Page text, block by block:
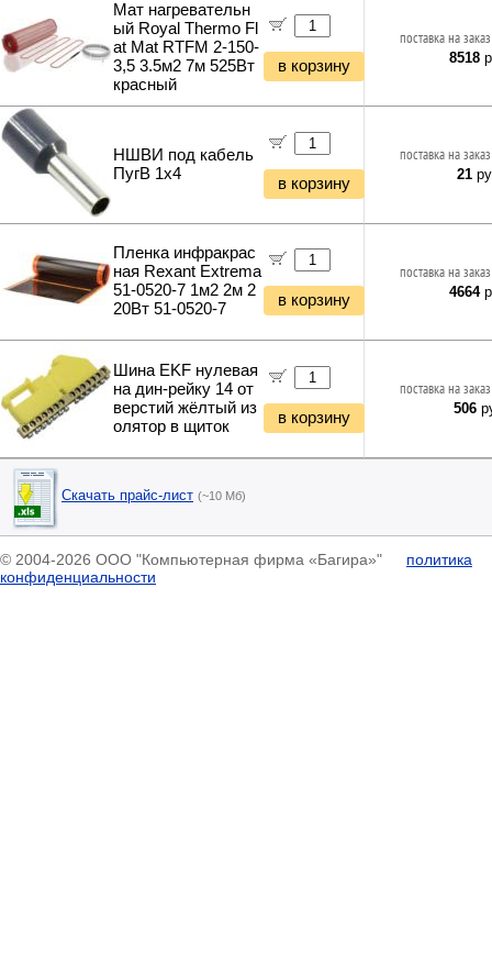
Мат нагревательн
ый Royal Thermo Fl
at Mat RTFM 2-150-
3,5 3.5м2 7м 525Вт
красный
в корзину
поставка на
8518
НШВИ под кабель
ПугВ 1х4
в корзину
поставка на
21
Пленка инфракрас
ная Rexant Extrema
51-0520-7 1м2 2м 2
20Вт 51-0520-7
в корзину
поставка на
4664
Шина EKF нулевая
на дин-рейку 14 от
верстий жёлтый из
олятор в щиток
в корзину
поставка на
506
Скачать прайс-лист (~10 Мб)
© 2004-2026 ООО "Компьютерная фирма «Багира»" политика
конфиденциальности